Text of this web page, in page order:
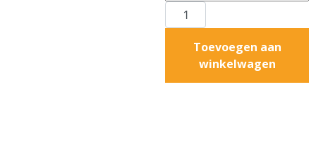
Toevoegen aan
winkelwagen